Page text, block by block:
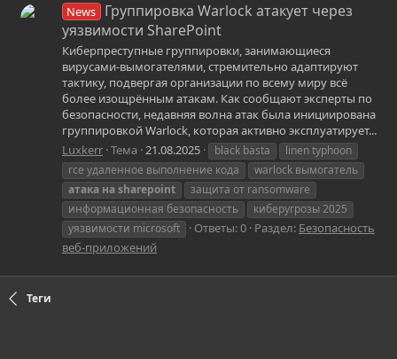
News
Группировка Warlock атакует через
уязвимости SharePoint
Киберпреступные группировки, занимающиеся
вирусами-вымогателями, стремительно адаптируют
тактику, подвергая организации по всему миру всё
более изощрённым атакам. Как сообщают эксперты по
безопасности, недавняя волна атак была инициирована
группировкой Warlock, которая активно эксплуатирует...
Luxkerr Тема 21.08.2025 black basta
linen typhoon
rce удаленное выполнение кода
warlock вымогатель
атака наsharepoint
защита от ransomware
информационная безопасность
киберугрозы 2025
уязвимости microsoft
Ответы: 0 Раздел: Безопасность
веб-приложений
Теги